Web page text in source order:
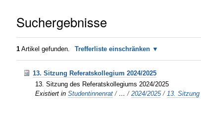
Suchergebnisse
1 Artikel gefunden. Trefferliste einschränken
13. Sitzung Referatskollegium 2024/2025
13. Sitzung des Referatskollegiums 2024/2025
Existiert in Studentinnenrat / …/2024/2025 / 13. Sitzung